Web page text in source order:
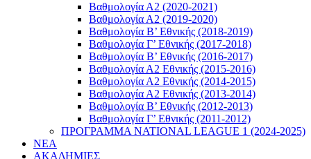
Βαθμολογία Α2 (2020-2021)
Βαθμολογία Α2 (2019-2020)
Βαθμολογία B’ Εθνικής (2018-2019)
Βαθμολογία Γ’ Εθνικής (2017-2018)
Βαθμολογία Β’ Εθνικής (2016-2017)
Βαθμολογία Α2 Εθνικής (2015-2016)
Βαθμολογία Α2 Εθνικής (2014-2015)
Βαθμολογία Α2 Εθνικής (2013-2014)
Βαθμολογία Β’ Εθνικής (2012-2013)
Βαθμολογία Γ’ Εθνικής (2011-2012)
ΠΡΟΓΡΑΜΜΑ NATIONAL LEAGUE 1 (2024-2025)
ΝΕΑ
ΑΚΑΔΗΜΙΕΣ